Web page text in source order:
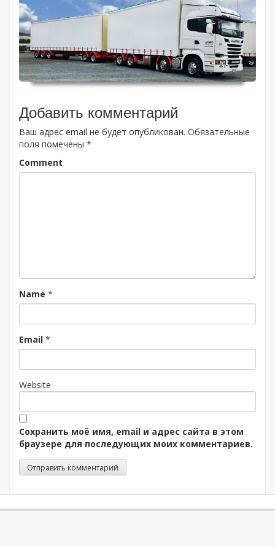
Добавить комментарий
Ваш адрес email не будет опубликован. Обязательные
поля помечены *
Comment
Name *
Email *
Website
Сохранить моё имя, email и адрес сайта в этом
браузере для последующих моих комментариев.